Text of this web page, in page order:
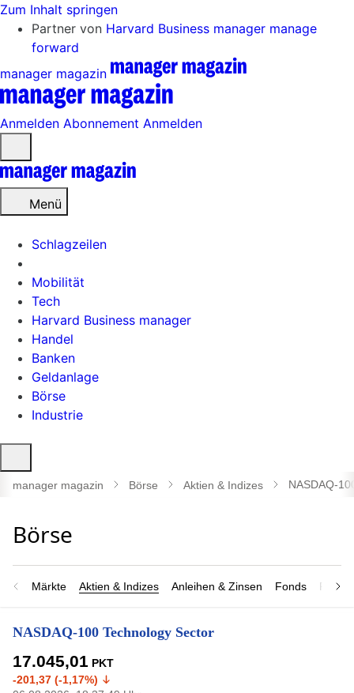
Zum Inhalt springen
Partner von Harvard Business manager manage
forward
manager magazin
Anmelden Abonnement Anmelden
öffnen
Menü
Schlagzeilen
Mobilität
Tech
Harvard Business manager
Handel
Banken
Geldanlage
Börse
Industrie
öffnen
manager magazin Börse Aktien & Indizes NASDAQ-
Märkte Aktien & Indizes Anleihen & Zinsen Fonds
NASDAQ-100 Technology Sector
17.045,01 PKT
-201,37 (-1,17%)